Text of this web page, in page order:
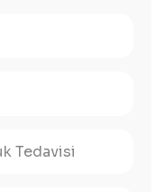
Tedavisi